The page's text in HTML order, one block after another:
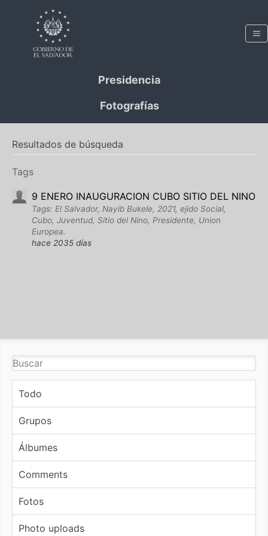
Presidencia
Fotografías
Resultados de búsqueda
Tags
9 ENERO INAUGURACION CUBO SITIO DEL NINO
Tags: El Salvador, Nayib Bukele, 2021, ejido Social,
Cubo, Juventud, Sitio del Nino, Presidente, Union
Europea.
hace 2035 días
Todo
Grupos
Álbumes
Comments
Fotos
Photo uploads